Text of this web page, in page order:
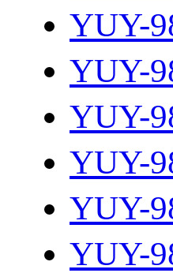
YUY-
YUY-
YUY-
YUY-
YUY-
YUY-